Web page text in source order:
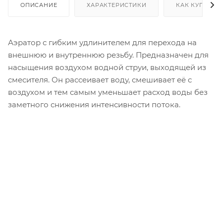
ОПИСАНИЕ ХАРАКТЕРИСТИКИ КАК КУПИТЬ
Аэратор с гибким удлинителем для перехода на
внешнюю и внутреннюю резьбу. Предназначен для
насыщения воздухом водной струи, выходящей из
смесителя. Он рассеивает воду, смешивает её с
воздухом и тем самым уменьшает расход воды без
заметного снижения интенсивности потока.